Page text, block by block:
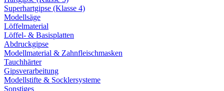
Superhartgipse (Klasse 4)
Modellsäge
Löffelmaterial
Löffel- & Basisplatten
Abdruckgipse
Modellmaterial & Zahnfleischmasken
Tauchhärter
Gipsverarbeitung
Modellstifte & Socklersysteme
Sonstiges